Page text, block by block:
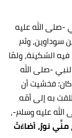
-صلى الله عليه
سوداوين، وثم
السّكينة، ولمّا
-صلى الله
فخشيت أن
به إلى أمّه
الله عليه وسلم-،
نورٌ، أضاءَتْ